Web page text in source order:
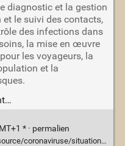
diagnostic et la gestion
le suivi des contacts,
des infections dans
la mise en œuvre
les voyageurs, la
et la
* · permalien
20200316-sitrep-56-covid-19.pdf?sfvrsn=9fda7db2_6